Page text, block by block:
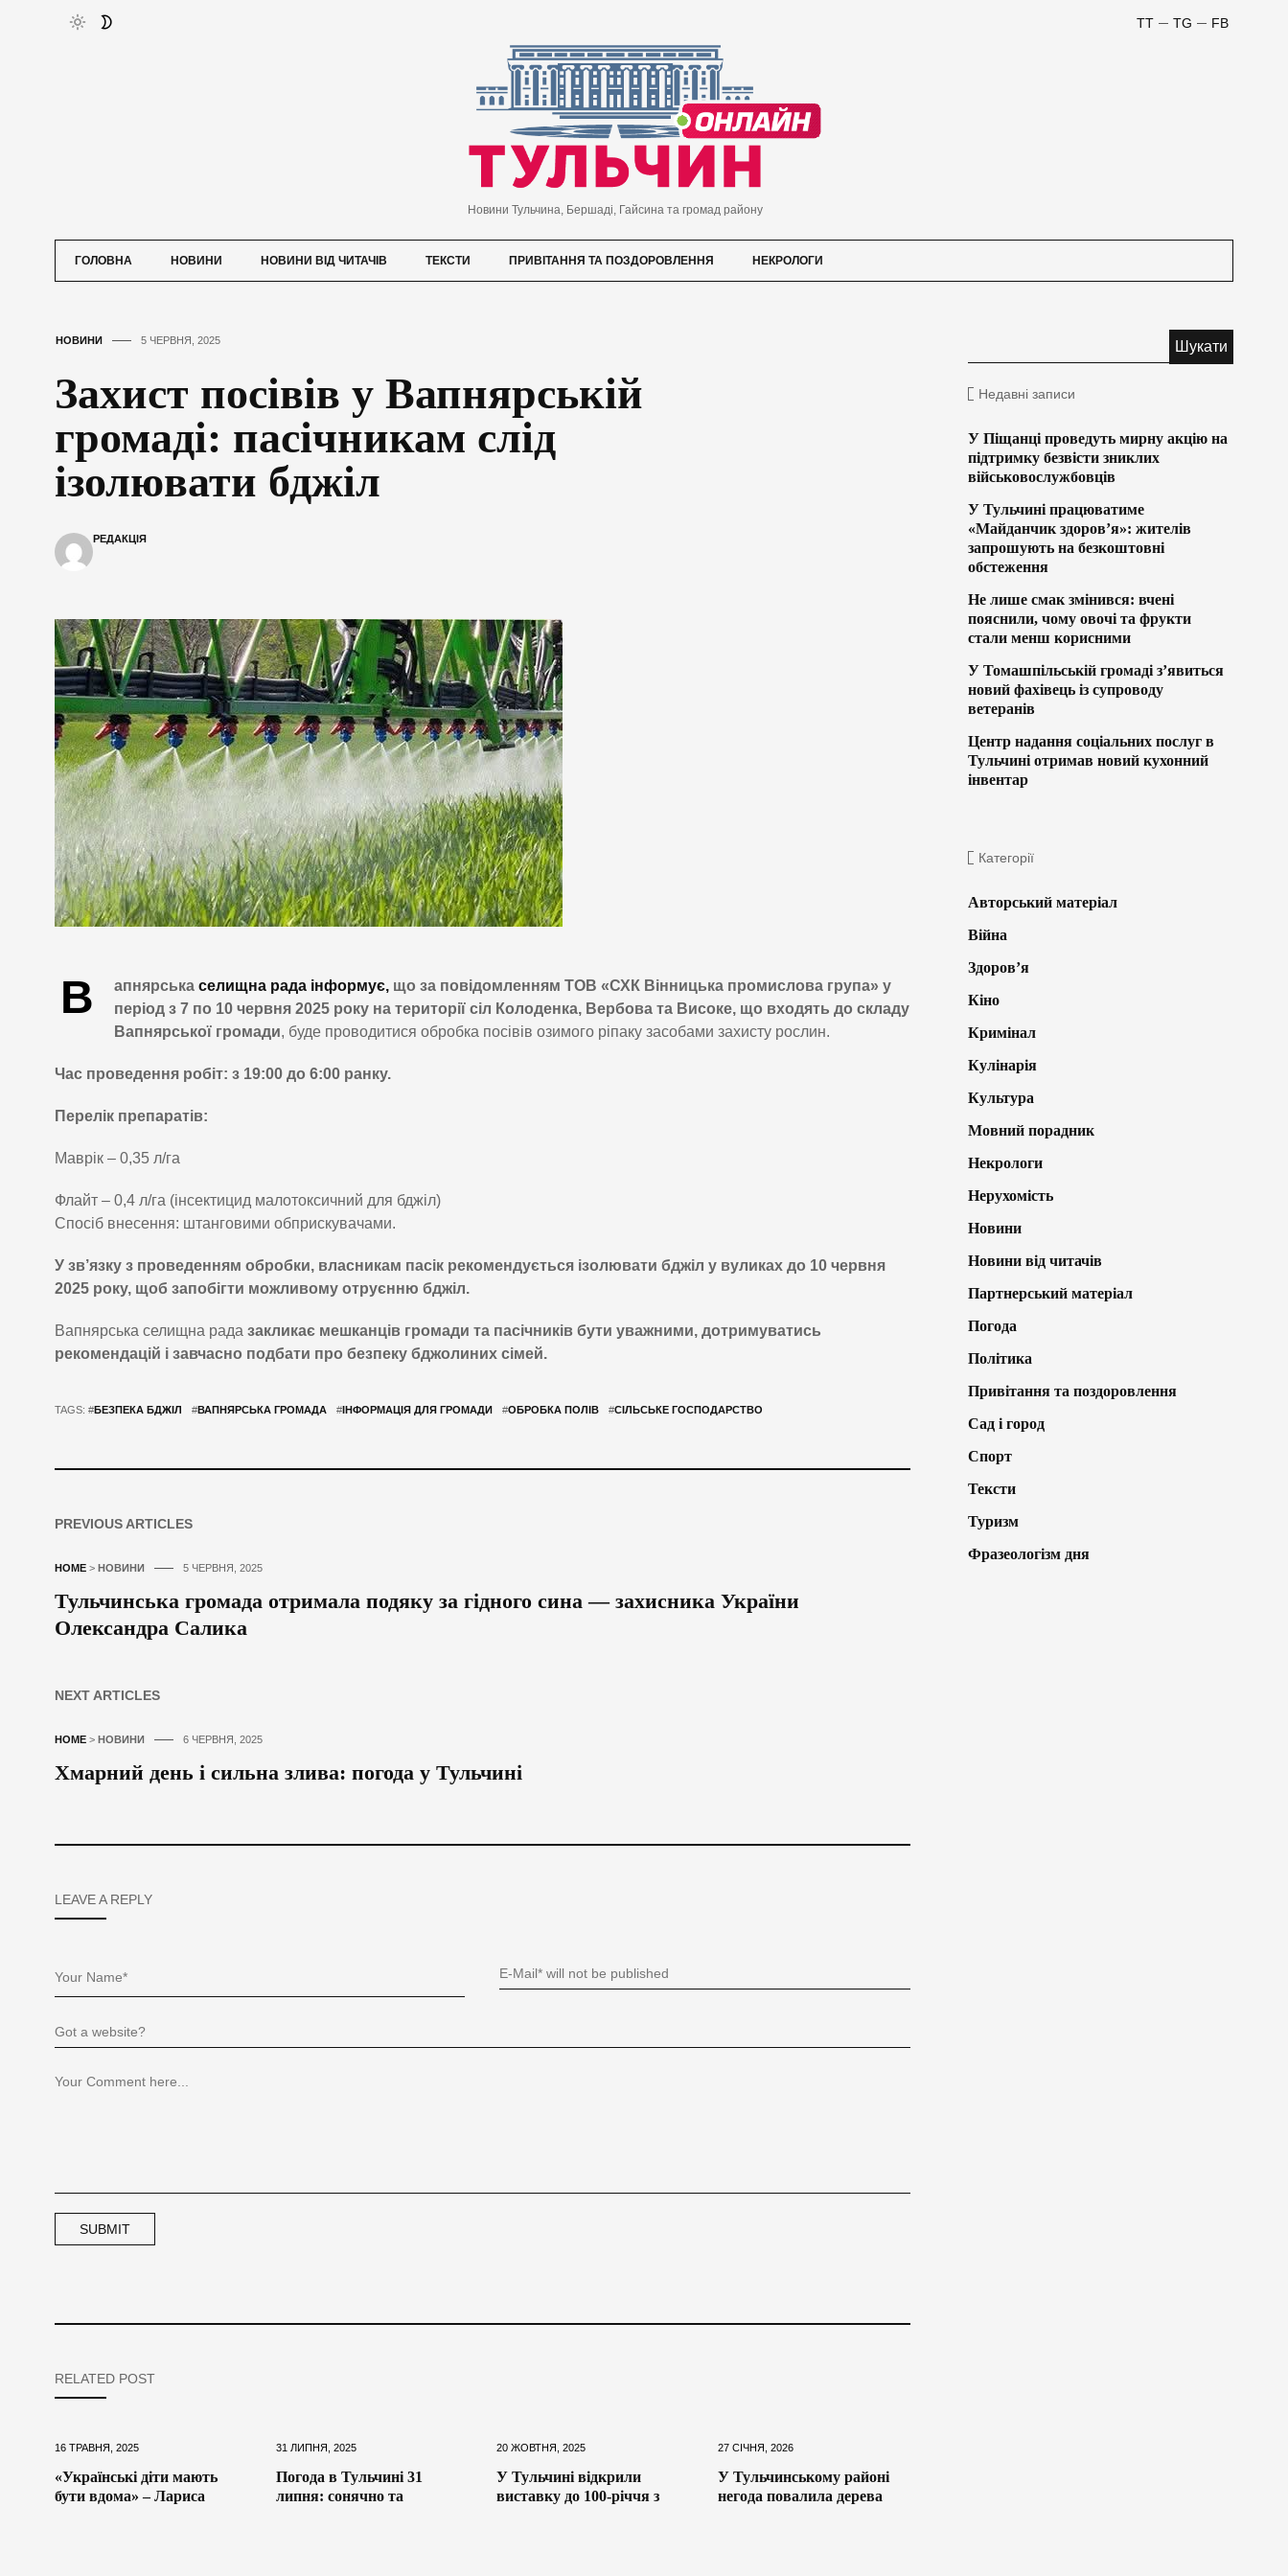
FB
TG
TT
Новини Тульчина, Бершаді, Гайсина та громад району
ГОЛОВНА НОВИНИ НОВИНИ ВІД ЧИТАЧІВ ТЕКСТИ ПРИВІТАННЯ ТА ПОЗДОРОВЛЕННЯ НЕКРОЛОГИ
НОВИНИ 5 ЧЕРВНЯ, 2025
Захист посівів у Вапнярській
громаді: пасічникам слід
ізолювати бджіл
РЕДАКЦІЯ
В апнярська селищна рада інформує, що за повідомленням ТОВ «СХК Вінницька промислова група» у
період з 7 по 10 червня 2025 року на території сіл Колоденка, Вербова та Високе, що входять до складу
Вапнярської громади, буде проводитися обробка посівів озимого ріпаку засобами захисту рослин.
Час проведення робіт: з 19:00 до 6:00 ранку.
Перелік препаратів:
Маврік – 0,35 л/га
Флайт – 0,4 л/га (інсектицид малотоксичний для бджіл)
Спосіб внесення: штанговими обприскувачами.
У зв’язку з проведенням обробки, власникам пасік рекомендується ізолювати бджіл у вуликах до 10 червня
2025 року, щоб запобігти можливому отруєнню бджіл.
Вапнярська селищна рада закликає мешканців громади та пасічників бути уважними, дотримуватись
рекомендацій і завчасно подбати про безпеку бджолиних сімей.
TAGS: #БЕЗПЕКА БДЖІЛ #ВАПНЯРСЬКА ГРОМАДА # ІНФОРМАЦІЯ ДЛЯ ГРОМАДИ #ОБРОБКА ПОЛІВ #СІЛЬСЬКЕ ГОСПОДАРСТВО
PREVIOUS ARTICLES
HOME > НОВИНИ 5 ЧЕРВНЯ, 2025
Тульчинська громада отримала подяку за гідного сина — захисника України
Олександра Салика
NEXT ARTICLES
HOME > НОВИНИ 6 ЧЕРВНЯ, 2025
Хмарний день і сильна злива: погода у Тульчині
LEAVE A REPLY
RELATED POST
16 ТРАВНЯ, 2025
«Українські діти мають
бути вдома» – Лариса
31 ЛИПНЯ, 2025
Погода в Тульчині 31
липня: сонячно та
20 ЖОВТНЯ, 2025
У Тульчині відкрили
виставку до 100-річчя з
27 СІЧНЯ, 2026
У Тульчинському районі
негода повалила дерева
Недавні записи
У Піщанці проведуть мирну акцію на
підтримку безвісти зниклих
військовослужбовців
У Тульчині працюватиме
«Майданчик здоров’я»: жителів
запрошують на безкоштовні
обстеження
Не лише смак змінився: вчені
пояснили, чому овочі та фрукти
стали менш корисними
У Томашпільській громаді з’явиться
новий фахівець із супроводу
ветеранів
Центр надання соціальних послуг в
Тульчині отримав новий кухонний
інвентар
Категорії
Авторський матеріал
Війна
Здоров’я
Кіно
Кримінал
Кулінарія
Культура
Мовний порадник
Некрологи
Нерухомість
Новини
Новини від читачів
Партнерський матеріал
Погода
Політика
Привітання та поздоровлення
Сад і город
Спорт
Тексти
Туризм
Фразеологізм дня